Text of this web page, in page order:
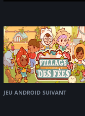
jeu android suivant